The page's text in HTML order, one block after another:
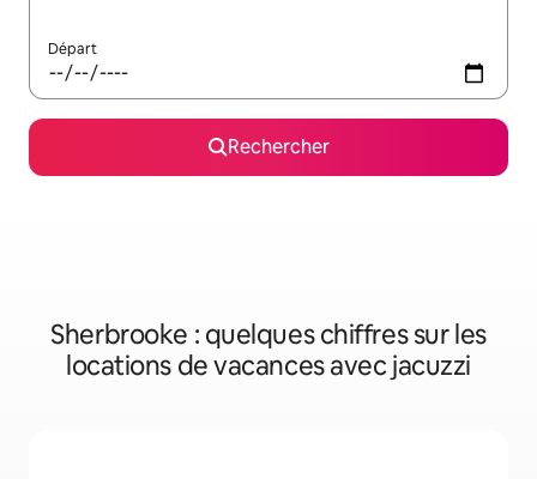
Départ
Rechercher
Sherbrooke : quelques chiffres sur les
locations de vacances avec jacuzzi